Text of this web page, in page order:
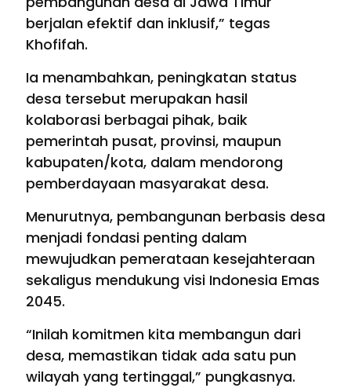
berjalan efektif dan inklusif,” tegas
Khofifah.
Ia menambahkan, peningkatan status
desa tersebut merupakan hasil
kolaborasi berbagai pihak, baik
pemerintah pusat, provinsi, maupun
kabupaten/kota, dalam mendorong
pemberdayaan masyarakat desa.
Menurutnya, pembangunan berbasis desa
menjadi fondasi penting dalam
mewujudkan pemerataan kesejahteraan
sekaligus mendukung visi Indonesia Emas
2045.
“Inilah komitmen kita membangun dari
desa, memastikan tidak ada satu pun
wilayah yang tertinggal,” pungkasnya.